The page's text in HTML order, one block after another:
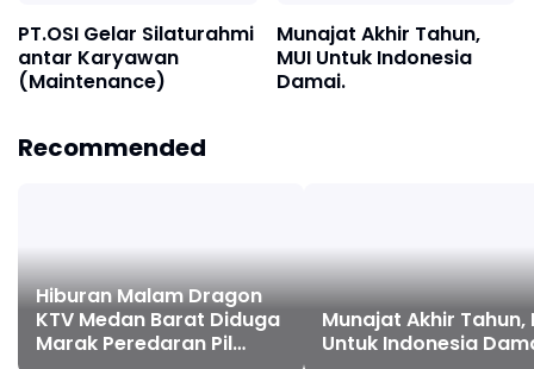
PT.OSI Gelar Silaturahmi
antar Karyawan
(Maintenance)
Munajat Akhir Tahun,
MUI Untuk Indonesia
Damai.
Recommended
Hiburan Malam Dragon
KTV Medan Barat Diduga
Marak Peredaran Pil
Munajat Akhir Tahun,
Untuk Indonesia